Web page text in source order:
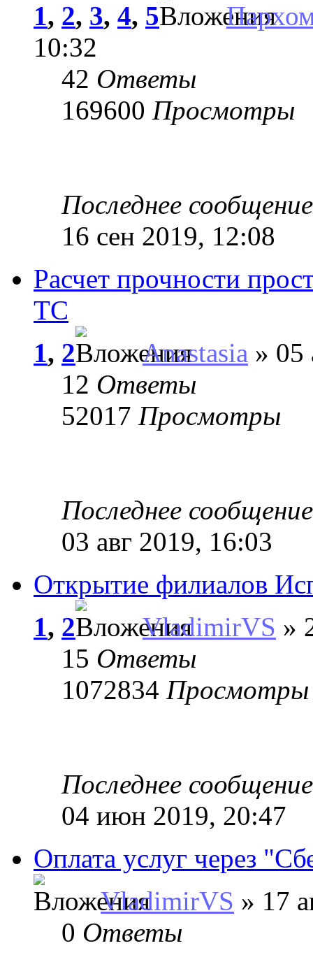
1, 2, 3, 4, 5
10:32
42 Ответы
169600 Просмотры
Последнее
16 сен 2019, 12:08
Расчет прочности
ТС
1, 2 Anastasia » 05
12 Ответы
52017 Просмотры
Последнее
03 авг 2019, 16:03
Открытие филиалов
1, 2 VladimirVS »
15 Ответы
1072834 Просмотры
Последнее
04 июн 2019, 20:47
Оплата услуг через
VladimirVS » 17
0 Ответы